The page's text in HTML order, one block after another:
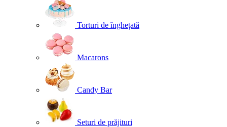
Torturi de înghețată
Macarons
Candy Bar
Seturi de prăjituri